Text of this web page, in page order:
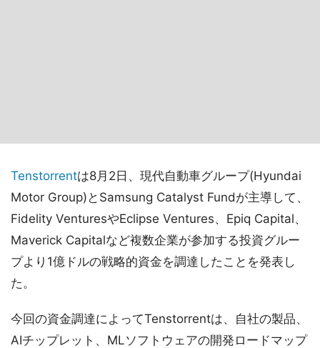
Tenstorrentは8月2日、現代自動車グループ(Hyundai
Motor Group)とSamsung Catalyst Fundが主導して、
Fidelity VenturesやEclipse Ventures、Epiq Capital、
Maverick Capitalなど複数企業が参加する投資グルー
プより1億ドルの戦略的資金を調達したことを発表し
た。
今回の資金調達によってTenstorrentは、自社の製品、
AIチップレット、MLソフトウェアの開発ロードマップ